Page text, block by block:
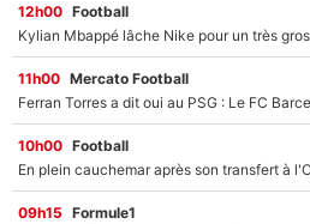
12h00 Football
11h00 Mercato Football
10h00 Football
09h15 Formule1